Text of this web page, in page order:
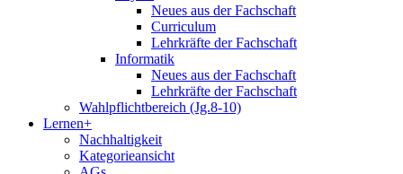
Neues aus der Fachschaft
Curriculum
Lehrkräfte der Fachschaft
Informatik
Neues aus der Fachschaft
Lehrkräfte der Fachschaft
Wahlpflichtbereich (Jg.8-10)
Lernen+
Nachhaltigkeit
Kategorieansicht